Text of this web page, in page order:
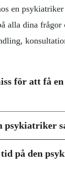
en
alla dina frågor
för att få
psykiatriker
på den